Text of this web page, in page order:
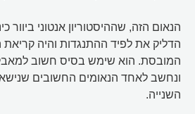
הנאום הזה, שההיסטוריון אנטוני ביוור
הדליק את לפיד ההתנגדות והיה
המובסת. הוא שימש בסיס חשוב
ונחשב לאחד הנאומים החשובים
השנייה.